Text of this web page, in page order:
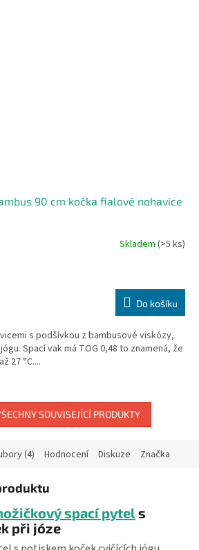
90 cm kočka fialové nohavice
Skladem (>5 ks)
Do košíku
s podšívkou z bambusové viskózy,
Spací vak má TOG 0,48 to znamená, že
27 °C....
SOUVISEJÍCÍ PRODUKTY
(4) Hodnocení Diskuze Značka
spací pytel s
při józe